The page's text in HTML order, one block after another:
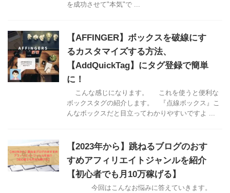
を成功させて"本気"で ...
【AFFINGER】ボックスを破線にす
るカスタマイズする方法、
【AddQuickTag】にタグ登録で簡単
に！
こんな感じになります。 これを使うと便利な
ボックスタグの紹介します。 『点線ボックス』こ
んなボックスだと目立ってわかりやすいですよ ...
【2023年から】跳ねるブログのおす
すめアフィリエイトジャンルを紹介
【初心者でも月10万稼げる】
今回はこんなお悩みに答えていきます。